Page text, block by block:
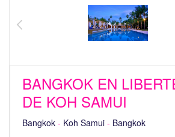
BANGKOK EN
DE KOH SAMUI
Bangkok - Koh Samui - Bangkok